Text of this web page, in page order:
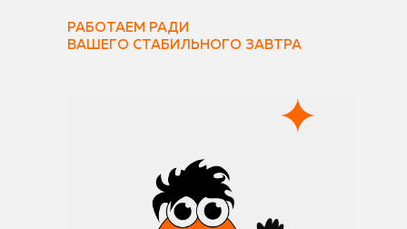
РАБОТАЕМ РАДИ
ВАШЕГО СТАБИЛЬНОГО ЗАВТРА